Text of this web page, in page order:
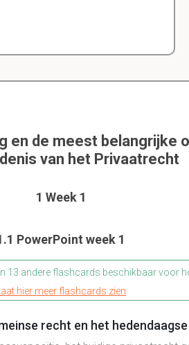
en de meest belangrijke
van het Privaatrecht
1 Week 1
PowerPoint week 1
13 andere flashcards beschikbaar voor
Laat hier meer flashcards zien
recht en het